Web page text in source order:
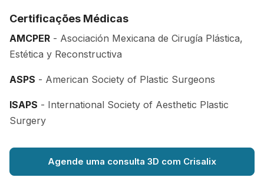
Certificações Médicas
AMCPER - Asociación Mexicana de Cirugía Plástica,
Estética y Reconstructiva
ASPS - American Society of Plastic Surgeons
ISAPS - International Society of Aesthetic Plastic
Surgery
Agende uma consulta 3D com Crisalix